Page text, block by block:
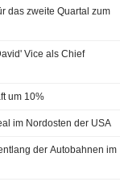
das zweite Quartal zum
Vice als Chief
um 10%
im Nordosten der USA
der Autobahnen im